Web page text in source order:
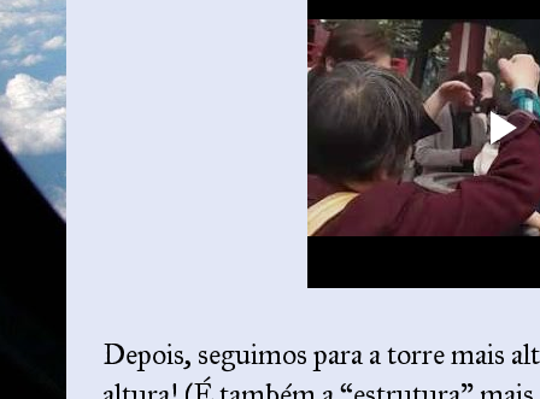
Depois, seguimos para a torre mais